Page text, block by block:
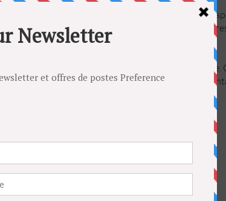
architectes d’intérieur, chefs de projets,
d’emploi en architecture, retail, hôtellerie,
CDD à Paris, en Île-de-France et partout en France.
pouvez également déposer une candidature
votre profil.